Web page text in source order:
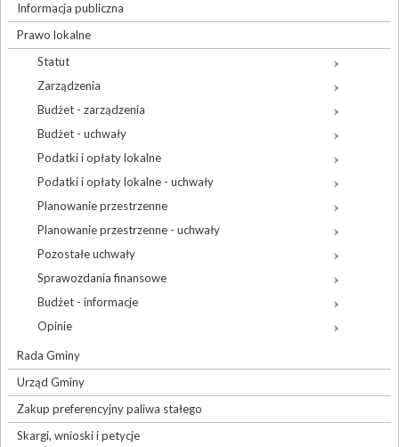
Informacja publiczna
Prawo lokalne
Statut
Zarządzenia
Budżet - zarządzenia
Budżet - uchwały
Podatki i opłaty lokalne
Podatki i opłaty lokalne - uchwały
Planowanie przestrzenne
Planowanie przestrzenne - uchwały
Pozostałe uchwały
Sprawozdania finansowe
Budżet - informacje
Opinie
Rada Gminy
Urząd Gminy
Zakup preferencyjny paliwa stałego
Skargi, wnioski i petycje